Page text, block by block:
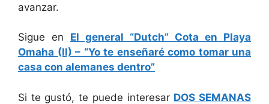
avanzar.
Sigue en El general “Dutch” Cota en Playa
Omaha (II) – “Yo te enseñaré como tomar una
casa con alemanes dentro”
Si te gustó, te puede interesar DOS SEMANAS